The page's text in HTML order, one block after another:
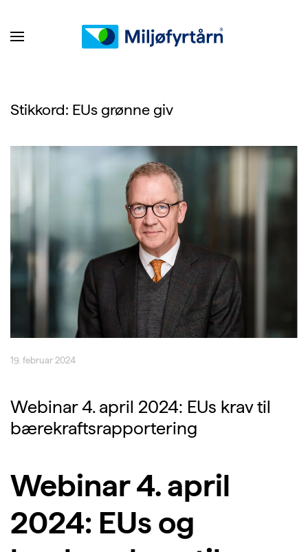
Stikkord: EUs grønne giv
19. februar 2024
Webinar 4. april 2024: EUs krav til
bærekraftsrapportering
Webinar 4. april
2024: EUs og